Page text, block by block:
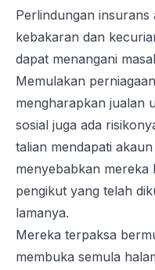
Perlindungan insurans
kebakaran dan
dapat menangani
Memulakan
mengharapkan jualan
sosial juga ada
talian mendapati
menyebabkan mereka
pengikut yang telah
lamanya.
Mereka terpaksa
membuka semula